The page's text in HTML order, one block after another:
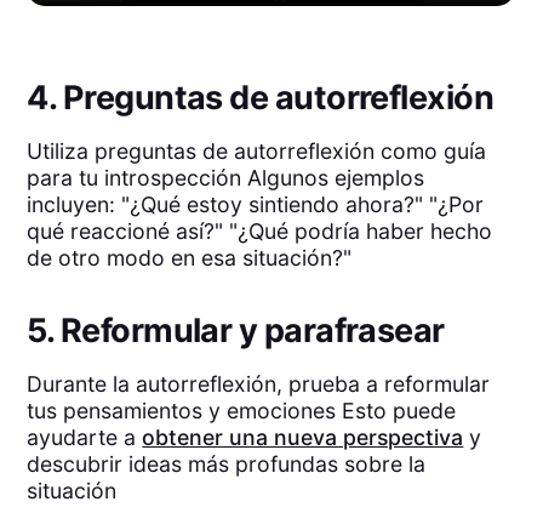
4. Preguntas de autorreflexión
Utiliza preguntas de autorreflexión como guía
para tu introspección Algunos ejemplos
incluyen: "¿Qué estoy sintiendo ahora?" "¿Por
qué reaccioné así?" "¿Qué podría haber hecho
de otro modo en esa situación?"
5. Reformular y parafrasear
Durante la autorreflexión, prueba a reformular
tus pensamientos y emociones Esto puede
ayudarte aobtener una nueva perspectiva y
descubrir ideas más profundas sobre la
situación